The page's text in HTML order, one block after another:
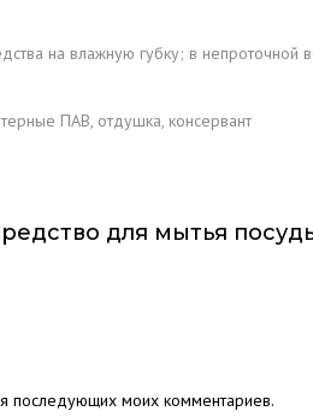
на влажную губку; в
ПАВ, отдушка, консервант
для мытья
последующих моих комментариев.